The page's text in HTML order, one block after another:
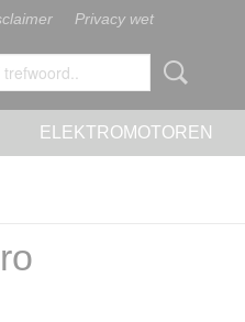
Privacy wet
ELEKTROMOTOREN